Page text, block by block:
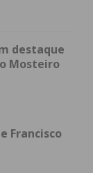
destaque
Mosteiro
Francisco